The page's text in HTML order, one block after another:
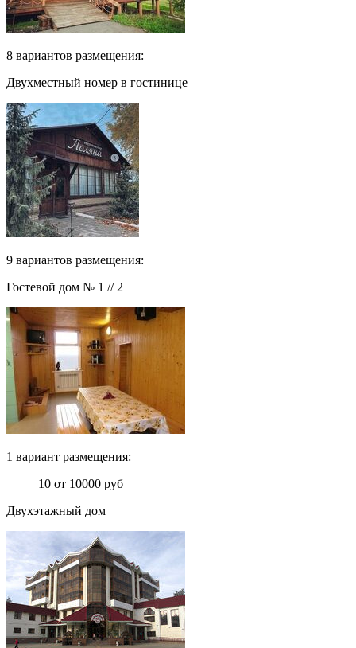
8 вариантов размещения:
Двухместный номер в гостинице
9 вариантов размещения:
Гостевой дом № 1 // 2
1 вариант размещения:
10 от 10000 руб
Двухэтажный дом